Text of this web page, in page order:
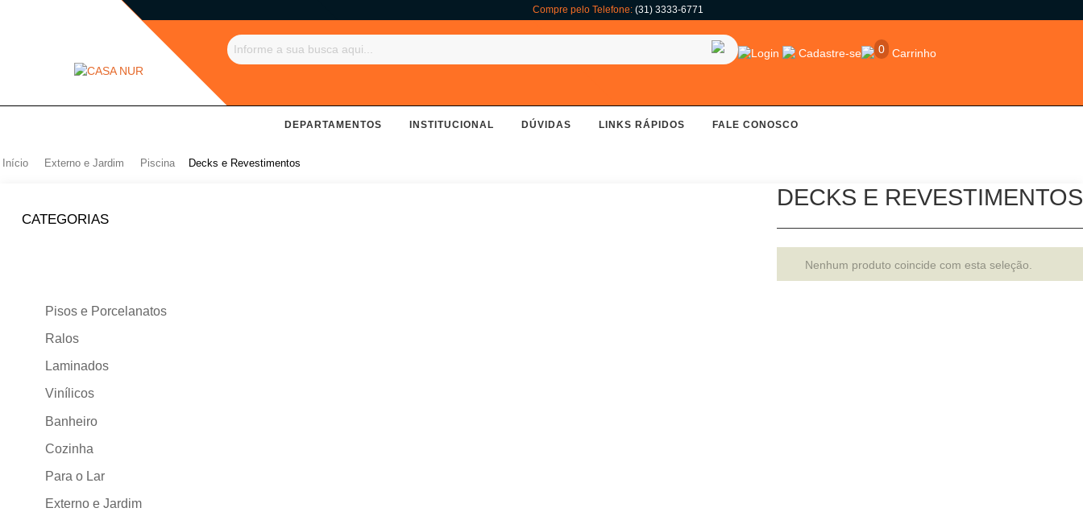
Compre pelo Telefone: (31) 3333-6771
Login Cadastre-se 0 Carrinho
DEPARTAMENTOS INSTITUCIONAL DÚVIDAS LINKS RÁPIDOS FALE CONOSCO
Início Externo e Jardim Piscina Decks e Revestimentos
DECKS E REVESTIMENTOS
Nenhum produto coincide com esta seleção.
CATEGORIAS
Pisos e Porcelanatos
Ralos
Laminados
Vinílicos
Banheiro
Cozinha
Para o Lar
Externo e Jardim